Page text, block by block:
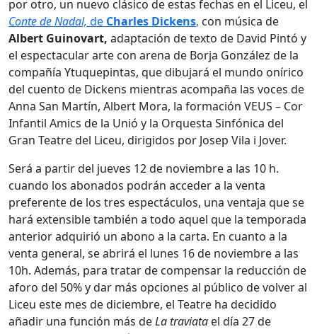
por otro, un nuevo clásico de estas fechas en el Liceu, el
Conte de Nadal, de Charles Dickens, con música de
Albert Guinovart, adaptación de texto de David Pintó y
el espectacular arte con arena de Borja González de la
compañía Ytuquepintas, que dibujará el mundo onírico
del cuento de Dickens mientras acompaña las voces de
Anna San Martín, Albert Mora, la formación VEUS – Cor
Infantil Amics de la Unió y la Orquesta Sinfónica del
Gran Teatre del Liceu, dirigidos por Josep Vila i Jover.
Será a partir del jueves 12 de noviembre a las 10 h.
cuando los abonados podrán acceder a la venta
preferente de los tres espectáculos, una ventaja que se
hará extensible también a todo aquel que la temporada
anterior adquirió un abono a la carta. En cuanto a la
venta general, se abrirá el lunes 16 de noviembre a las
10h. Además, para tratar de compensar la reducción de
aforo del 50% y dar más opciones al público de volver al
Liceu este mes de diciembre, el Teatre ha decidido
añadir una función más deLa traviata el día 27 de